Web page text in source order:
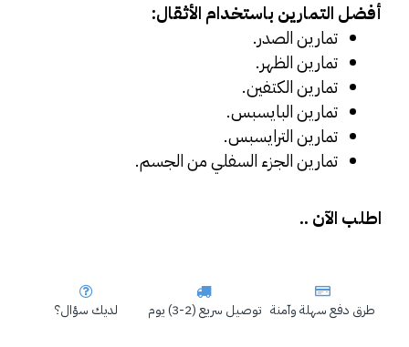
طرق دفع سهلة وآمنة توصيل سريع (2-3) يوم لديك سؤال؟
أفضل التمارين باستخدام الأثقال:
تمارين الصدر.
تمارين الظهر.
تمارين الكتفين.
تمارين البايسبس.
تمارين الترايسبس.
تمارين الجزء السفلي من الجسم.
اطلب الآن ..